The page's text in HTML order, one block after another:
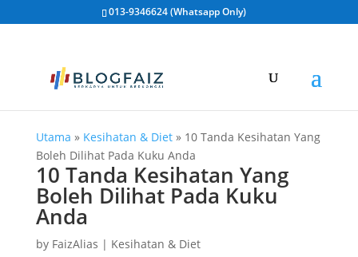
013-9346624 (Whatsapp Only)
Utama » Kesihatan & Diet» 10 Tanda Kesihatan Yang
Boleh Dilihat Pada Kuku Anda
10 Tanda Kesihatan Yang
Boleh Dilihat Pada Kuku
Anda
by FaizAlias | Kesihatan & Diet